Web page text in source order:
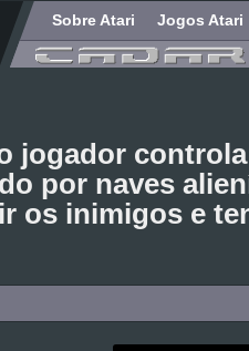
Sobre Atari Jogos Atari
jogador
por naves
os inimigos e